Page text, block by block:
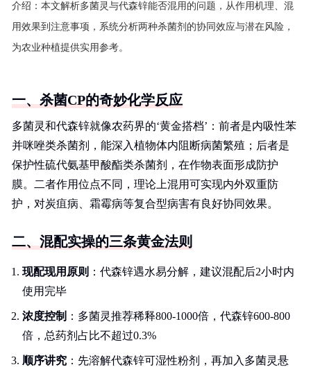
介绍： 本文解析多菌灵与代森锌能否混用的问题，从作用机理、混
用效果到注意事项，系统分析两种杀菌剂的协同效应与潜在风险，
为农业种植提供实用参考。
一、杀菌CP的奇妙化学反应
多菌灵和代森锌就像农药界的‘黄金搭档’：前者是内吸性苯
并咪唑类杀菌剂，能深入植物体内阻断病菌繁殖；后者是
保护性硫代氨基甲酸酯类杀菌剂，在作物表面形成防护
膜。二者作用位点不同，理论上混用可实现内外双重防
护，对炭疽病、霜霉病等复合型病害有良好协同效果。
二、混配实操的三条黄金法则
现配现用原则 ：代森锌遇水易分解，建议混配后2小时内
使用完毕
浓度控制 ：多菌灵推荐稀释800-1000倍，代森锌600-800
倍，总药剂占比不超过0.3%
顺序讲究 ：先溶解代森锌可湿性粉剂，再加入多菌灵悬